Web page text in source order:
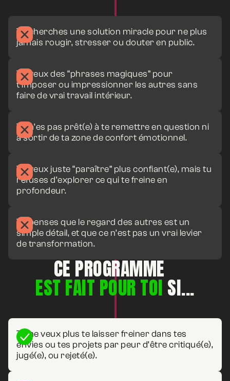
Module 5 :
Durée
Durée
Module 9 :
Module 10 : Durée
Tu cherches une solution miracle pour ne plus
jamais rougir, stresser ou douter en public.
Tu veux des “phrases magiques” pour
t’imposer ou impressionner les autres sans
faire de vrai travail intérieur.
Tu n’es pas prêt(e) à te remettre en question ni
à sortir de ta zone de confort émotionnel.
Tu veux juste “paraître” plus confiant(e), mais tu
refuses d’explorer ce qui te freine en
profondeur.
Tu penses que le regard des autres est un
simple détail, et que ce n’est pas un vrai levier
de transformation.
CE PROGRAMME
EST FAIT POUR TOI SI...
Tu ne veux plus te laisser freiner dans tes
envies ou tes projets par peur d’être critiqué(e),
jugé(e), ou rejeté(e).